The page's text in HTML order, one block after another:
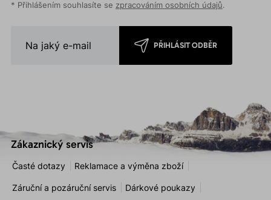
* Přihlášením souhlasíte se zpracováním osobních údajů.
PŘIHLÁSIT ODBĚR
Zákaznický servis
Časté dotazy Reklamace a výměna zboží
Záruční a pozáruční servis Dárkové poukazy